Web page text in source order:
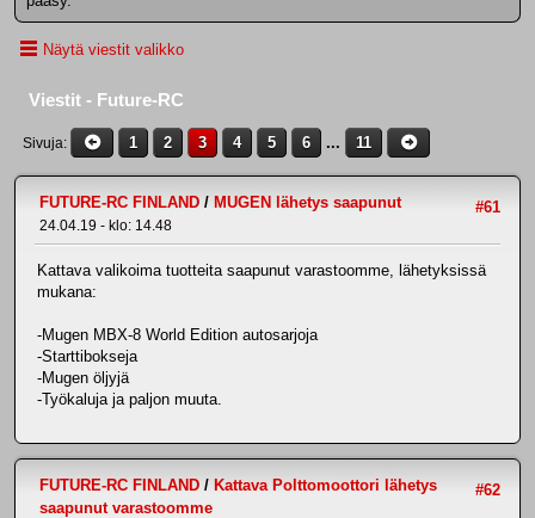
Näytä viestit valikko
Viestit - Future-RC
Sivuja 1 2 3 4 5 6 ... 11
#61
FUTURE-RC FINLAND / MUGEN lähetys saapunut
24.04.19 - klo: 14.48
Kattava valikoima tuotteita saapunut varastoomme, lähetyksissä
mukana:
-Mugen MBX-8 World Edition autosarjoja
-Starttibokseja
-Mugen öljyjä
-Työkaluja ja paljon muuta.
#62
FUTURE-RC FINLAND / Kattava Polttomoottori lähetys
saapunut varastoomme